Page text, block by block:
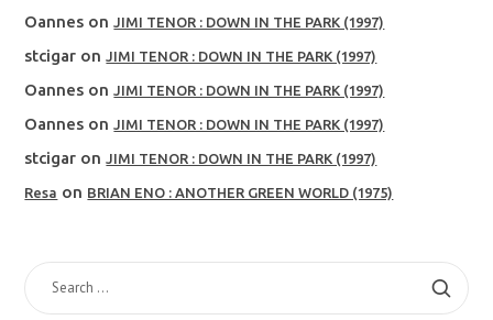
Oannes onJIMI TENOR : DOWN IN THE PARK (1997)
stcigar onJIMI TENOR : DOWN IN THE PARK (1997)
Oannes onJIMI TENOR : DOWN IN THE PARK (1997)
Oannes onJIMI TENOR : DOWN IN THE PARK (1997)
stcigar onJIMI TENOR : DOWN IN THE PARK (1997)
Resa on BRIAN ENO : ANOTHER GREEN WORLD (1975)
SEARCH
FOR: